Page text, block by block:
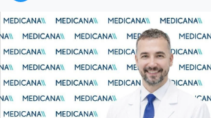
Sağlık
Spor